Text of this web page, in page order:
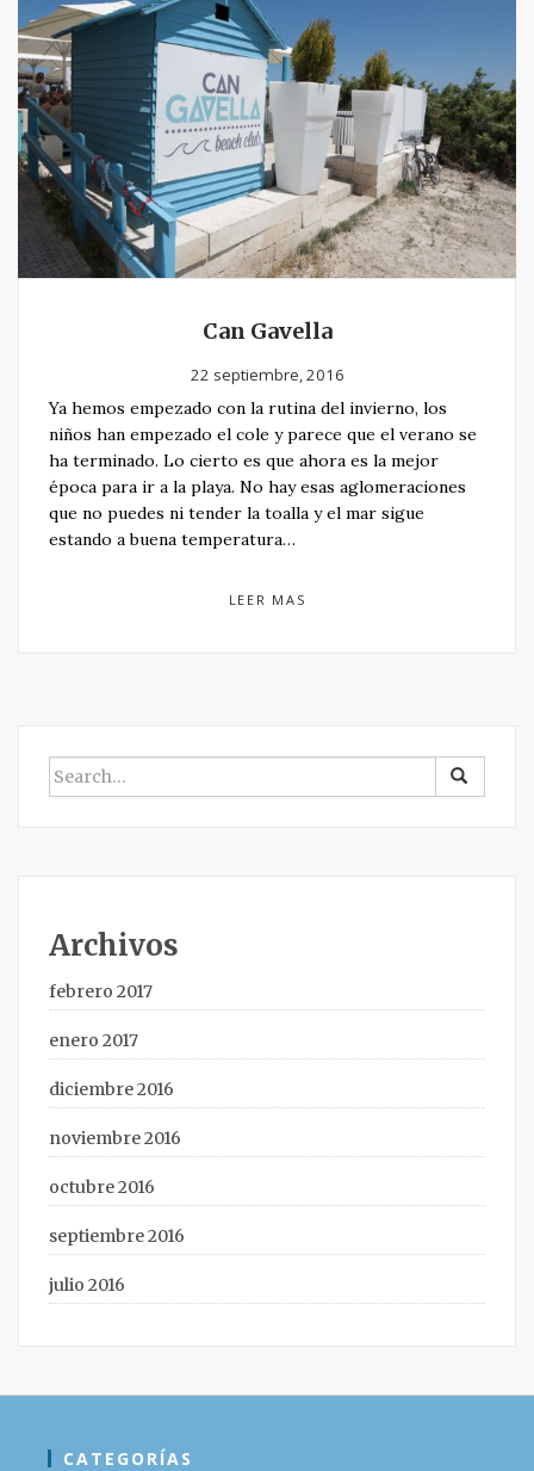
Can Gavella
22 septiembre, 2016
Ya hemos empezado con la rutina del invierno, los
niños han empezado el cole y parece que el verano se
ha terminado. Lo cierto es que ahora es la mejor
época para ir a la playa. No hay esas aglomeraciones
que no puedes ni tender la toalla y el mar sigue
estando a buena temperatura…
LEER MAS
BUSCAR
POR:
Archivos
febrero 2017
enero 2017
diciembre 2016
noviembre 2016
octubre 2016
septiembre 2016
julio 2016
CATEGORÍAS